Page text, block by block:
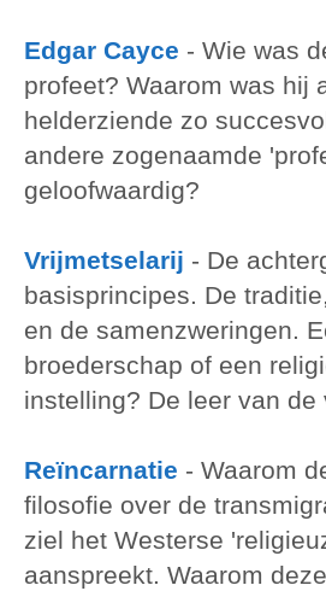
Edgar Cayce - Wie was
profeet? Waarom was hij
helderziende zo
andere zogenaamde
geloofwaardig?
Vrijmetselarij - De
basisprincipes. De
en de samenzweringen.
broederschap of een
instelling? De leer van de
Reïncarnatie - Waarom
filosofie over de
ziel het Westerse
aanspreekt. Waarom